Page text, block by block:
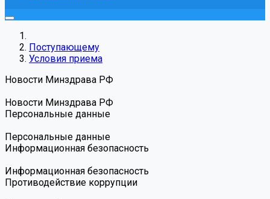
Поступающему
Условия приема
Новости Минздрава РФ
Новости Минздрава РФ
Персональные данные
Персональные данные
Информационная безопасность
Информационная безопасность
Противодействие коррупции